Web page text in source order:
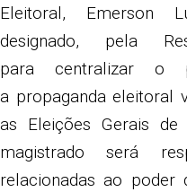
Eleitoral, Emerson
designado, pela
para centralizar o
a propaganda eleitoral
as Eleições Gerais
magistrado será
relacionadas ao